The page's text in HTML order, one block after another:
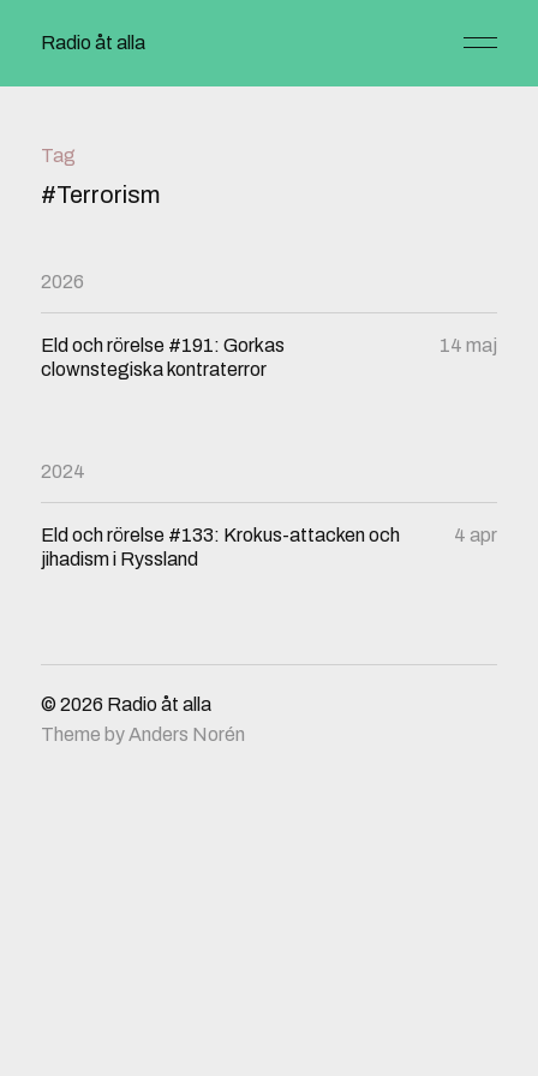
Radio åt alla
Tag
#Terrorism
2026
Eld och rörelse #191: Gorkas
clownstegiska kontraterror
14 maj
2024
Eld och rörelse #133: Krokus-attacken och
jihadism i Ryssland
4 apr
© 2026 Radio åt alla
Theme byAnders Norén